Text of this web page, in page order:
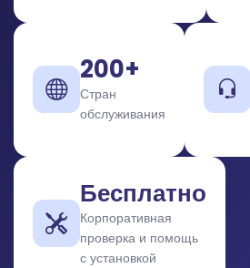
200+
Стран
обслуживания
Бесплатно
Корпоративная
проверка и помощь
с установкой